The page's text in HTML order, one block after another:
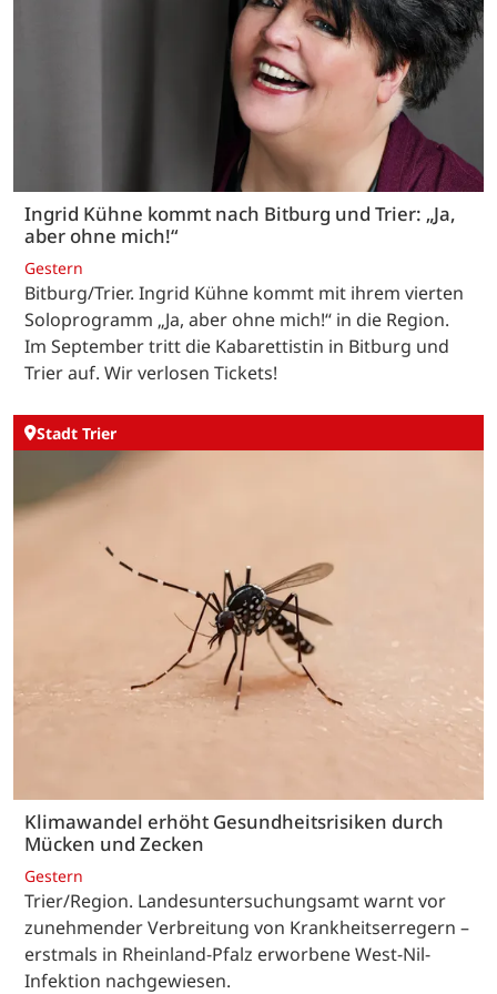
Ingrid Kühne kommt nach Bitburg und Trier: „Ja,
aber ohne mich!“
Gestern
Bitburg/Trier. Ingrid Kühne kommt mit ihrem vierten
Soloprogramm „Ja, aber ohne mich!“ in die Region.
Im September tritt die Kabarettistin in Bitburg und
Trier auf. Wir verlosen Tickets!
Stadt Trier
Klimawandel erhöht Gesundheitsrisiken durch
Mücken und Zecken
Gestern
Trier/Region. Landesuntersuchungsamt warnt vor
zunehmender Verbreitung von Krankheitserregern –
erstmals in Rheinland-Pfalz erworbene West-Nil-
Infektion nachgewiesen.